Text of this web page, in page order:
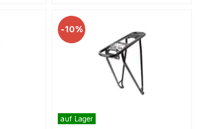
-10%
auf Lager